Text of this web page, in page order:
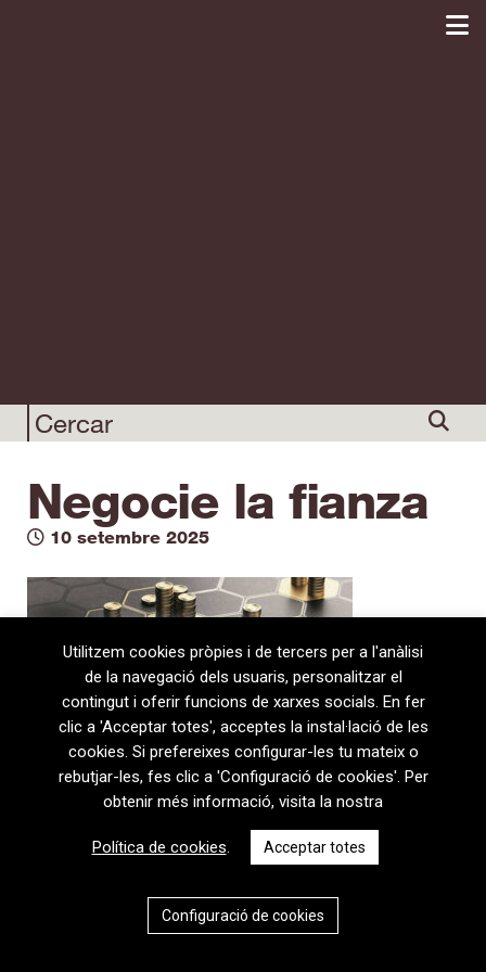
Negocie la fianza
10 setembre 2025
08720 Vilafranca del Penedès · General Prim 5, 2n · Barcelona
T+34 938 170 417 ·
+34 938 170 301
Política de privacitat|Política de cookies
CAT
ESP
Utilitzem cookies pròpies i de tercers per a l'anàlisi
de la navegació dels usuaris, personalitzar el
contingut i oferir funcions de xarxes socials. En fer
clic a 'Acceptar totes', acceptes la instal·lació de les
cookies. Si prefereixes configurar-les tu mateix o
rebutjar-les, fes clic a 'Configuració de cookies'. Per
obtenir més informació, visita la nostra
Política de cookies. Acceptar totes
Configuració de cookies